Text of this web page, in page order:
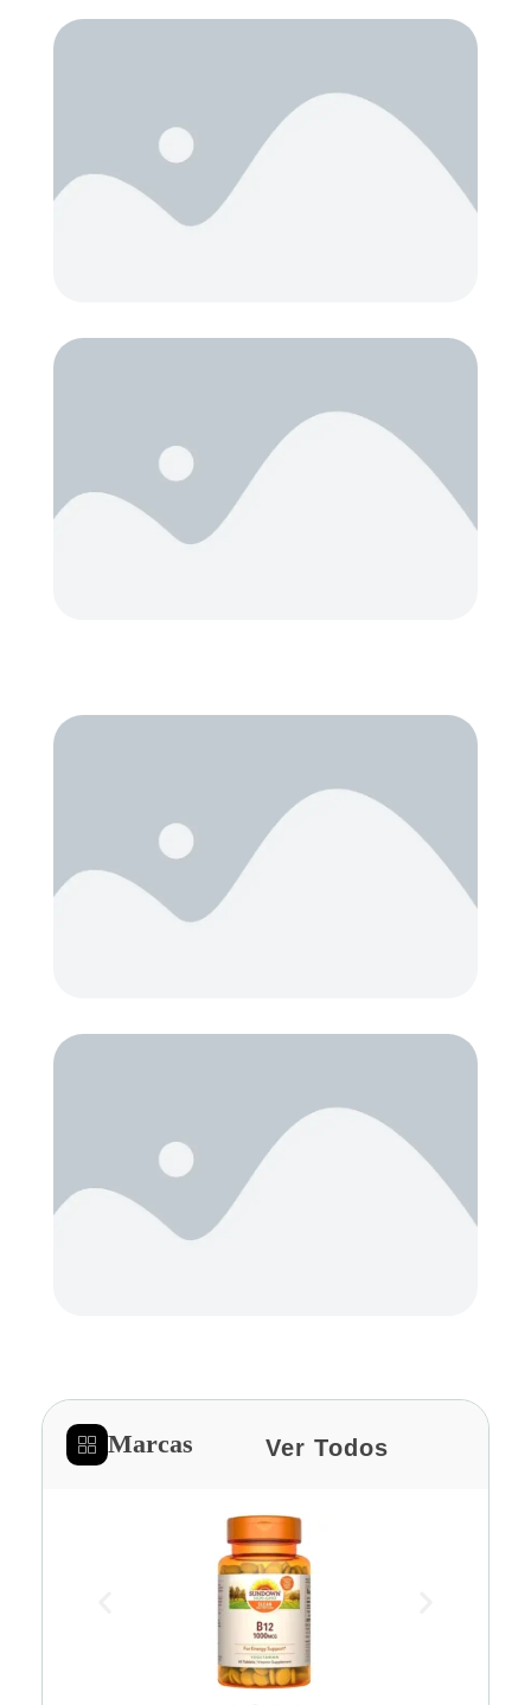
Marcas Ver Todos